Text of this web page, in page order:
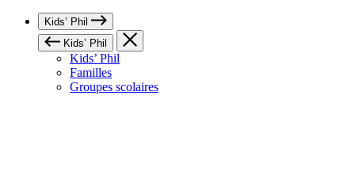
Kids’ Phil
Kids’ Phil
Kids’ Phil
Familles
Groupes scolaires